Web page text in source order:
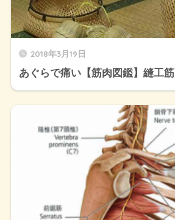
2018年3月19日
あぐらで痛い【筋肉図鑑】縫工筋